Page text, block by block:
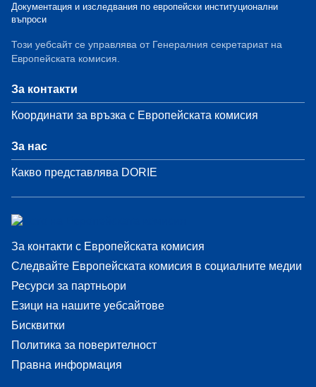
Документация и изследвания по европейски институционални
въпроси
Този уебсайт се управлява от Генералния секретариат на
Европейската комисия.
За контакти
Координати за връзка с Европейската комисия
За нас
Какво представлява DORIE
За контакти с Европейската комисия
Следвайте Европейската комисия в социалните медии
Ресурси за партньори
Езици на нашите уебсайтове
Бисквитки
Политика за поверителност
Правна информация